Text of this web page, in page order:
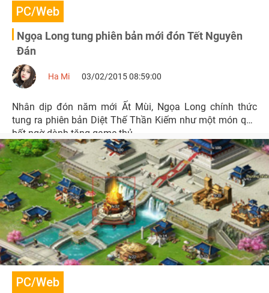
PC/Web
Ngọa Long tung phiên bản mới đón Tết Nguyên
Đán
Ha Mi 03/02/2015 08:59:00
Nhân dịp đón năm mới Ất Mùi, Ngọa Long chính thức
tung ra phiên bản Diệt Thế Thần Kiếm như một món quà
bất ngờ dành tặng game thủ.
PC/Web